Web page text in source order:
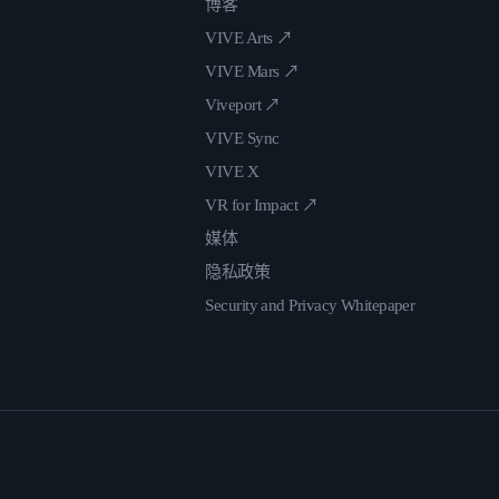
博客
VIVE Arts ↗
VIVE Mars ↗
Viveport ↗
VIVE Sync
VIVE X
VR for Impact ↗
媒体
隐私政策
Security and Privacy Whitepaper